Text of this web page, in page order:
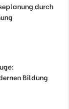
durch
Bildung